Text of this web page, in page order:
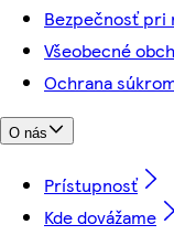
Bezpečnosť pri
Všeobecné
Ochrana
O nás
Prístupnosť
Kde dovážame